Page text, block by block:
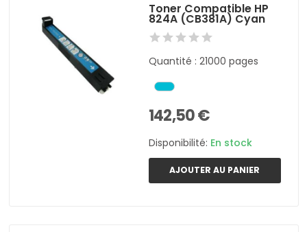
Toner Compatible HP
824A (CB381A) Cyan
Quantité : 21000 pages
142,50 €
Disponibilité: En stock
AJOUTER AU PANIER